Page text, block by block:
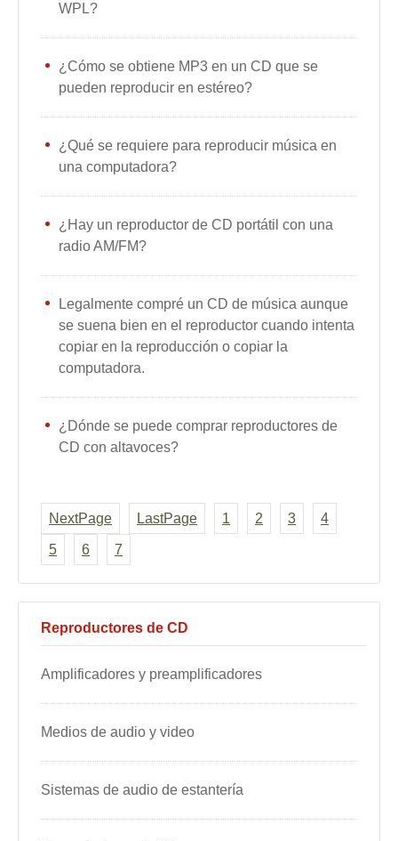
WPL?
¿Cómo se obtiene MP3 en un CD que se
pueden reproducir en estéreo?
¿Qué se requiere para reproducir música en
una computadora?
¿Hay un reproductor de CD portátil con una
radio AM/FM?
Legalmente compré un CD de música aunque
se suena bien en el reproductor cuando intenta
copiar en la reproducción o copiar la
computadora.
¿Dónde se puede comprar reproductores de
CD con altavoces?
NextPage LastPage 1 2 3 4
5 6 7
Reproductores de CD
Amplificadores y preamplificadores
Medios de audio y video
Sistemas de audio de estantería